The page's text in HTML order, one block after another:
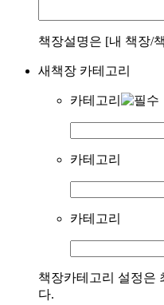
책장설명은 [내 책장/
새책장 카테고리
카테고리
카테고리
카테고리
책장카테고리 설정은
다.